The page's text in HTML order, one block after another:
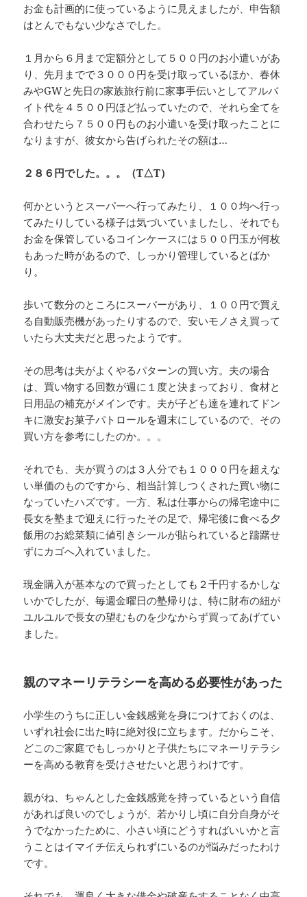
お金も計画的に使っているように見えましたが、申告額
はとんでもない少なさでした。
１月から６月まで定額分として５００円のお小遣いがあ
り、先月までで３０００円を受け取っているほか、春休
みやGWと先日の家族旅行前に家事手伝いとしてアルバ
イト代を４５００円ほど払っていたので、それら全てを
合わせたら７５００円ものお小遣いを受け取ったことに
なりますが、彼女から告げられたその額は…
２８６円でした。。。（T△T）
何かというとスーパーへ行ってみたり、１００均へ行っ
てみたりしている様子は気づいていましたし、それでも
お金を保管しているコインケースには５００円玉が何枚
もあった時があるので、しっかり管理しているとばか
り。
歩いて数分のところにスーパーがあり、１００円で買え
る自動販売機があったりするので、安いモノさえ買って
いたら大丈夫だと思ったようです。
その思考は夫がよくやるパターンの買い方。夫の場合
は、買い物する回数が週に１度と決まっており、食材と
日用品の補充がメインです。夫が子ども達を連れてドン
キに激安お菓子パトロールを週末にしているので、その
買い方を参考にしたのか。。。
それでも、夫が買うのは３人分でも１０００円を超えな
い単価のものですから、相当計算しつくされた買い物に
なっていたハズです。一方、私は仕事からの帰宅途中に
長女を塾まで迎えに行ったその足で、帰宅後に食べる夕
飯用のお総菜類に値引きシールが貼られていると躊躇せ
ずにカゴへ入れていました。
現金購入が基本なので買ったとしても２千円するかしな
いかでしたが、毎週金曜日の塾帰りは、特に財布の紐が
ユルユルで長女の望むものを少なからず買ってあげてい
ました。
親のマネーリテラシーを高める必要性があった
小学生のうちに正しい金銭感覚を身につけておくのは、
いずれ社会に出た時に絶対役に立ちます。だからこそ、
どこのご家庭でもしっかりと子供たちにマネーリテラシ
ーを高める教育を受けさせたいと思うわけです。
親がね、ちゃんとした金銭感覚を持っているという自信
があれば良いのでしょうが、若かりし頃に自分自身がそ
うでなかったために、小さい頃にどうすればいいかと言
うことはイマイチ伝えられずにいるのが悩みだったわけ
です。